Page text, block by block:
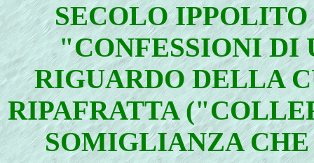
SECOLO
"CONFESSIONI DI
RIGUARDO DELLA
RIPAFRATTA
SOMIGLIANZA